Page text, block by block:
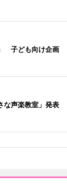
子ども向け企画
な声楽教室」発表